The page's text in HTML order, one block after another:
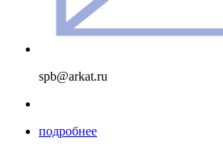
spb@arkat.ru
подробнее